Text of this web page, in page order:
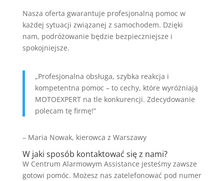
Nasza oferta gwarantuje profesjonalną pomoc w
każdej sytuacji związanej z samochodem. Dzięki
nam, podróżowanie będzie bezpieczniejsze i
spokojniejsze.
„Profesjonalna obsługa, szybka reakcja i
kompetentna pomoc – to cechy, które wyróżniają
MOTOEXPERT na tle konkurencji. Zdecydowanie
polecam tę firmę!”
– Maria Nowak, kierowca z Warszawy
W jaki sposób kontaktować się z nami?
W Centrum Alarmowym Assistance jesteśmy zawsze
gotowi pomóc. Możesz nas zatelefonować pod numer